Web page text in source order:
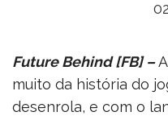
Future Behind [FB] –
muito da história do
desenrola, e com o